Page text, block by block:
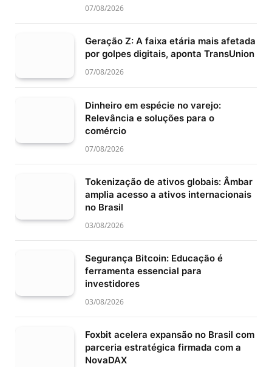
07/08/2026
Geração Z: A faixa etária mais afetada
por golpes digitais, aponta TransUnion
07/08/2026
Dinheiro em espécie no varejo:
Relevância e soluções para o
comércio
07/08/2026
Tokenização de ativos globais: Âmbar
amplia acesso a ativos internacionais
no Brasil
03/08/2026
Segurança Bitcoin: Educação é
ferramenta essencial para
investidores
03/08/2026
Foxbit acelera expansão no Brasil com
parceria estratégica firmada com a
NovaDAX